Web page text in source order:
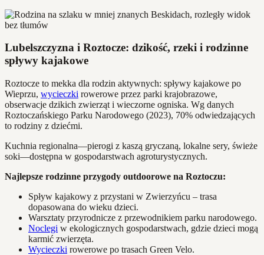
Lubelszczyzna i Roztocze: dzikość, rzeki i rodzinne
spływy kajakowe
Roztocze to mekka dla rodzin aktywnych: spływy kajakowe po
Wieprzu, wycieczki rowerowe przez parki krajobrazowe,
obserwacje dzikich zwierząt i wieczorne ogniska. Wg danych
Roztoczańskiego Parku Narodowego (2023), 70% odwiedzających
to rodziny z dziećmi.
Kuchnia regionalna—pierogi z kaszą gryczaną, lokalne sery, świeże
soki—dostępna w gospodarstwach agroturystycznych.
Najlepsze rodzinne przygody outdoorowe na Roztoczu:
Spływ kajakowy z przystani w Zwierzyńcu – trasa
dopasowana do wieku dzieci.
Warsztaty przyrodnicze z przewodnikiem parku narodowego.
Noclegi w ekologicznych gospodarstwach, gdzie dzieci mogą
karmić zwierzęta.
Wycieczki rowerowe po trasach Green Velo.